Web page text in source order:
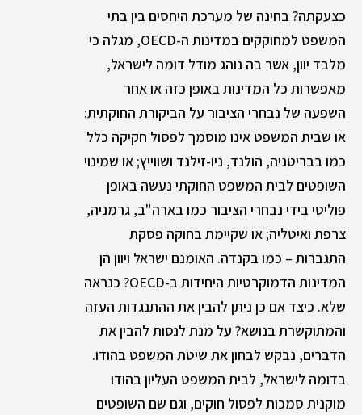
כצעקתה? בחינה של מערכת היחסים בין בתי
המשפט למחוקקים במדינות ה-OECD, מגלה כי
מלבד יוון, אשר בה נוהג מודל דומה לישראל,
מאפשרות כל המדינות באופן כזה או אחר
השפעה של נבחרי הציבור על הביקורת החוקתית:
או שבית המשפט אינו מוסמך לפסול חקיקה כלל
כמו בבריטניה, הולנד, ניו-זילנד ושווייץ; או שמינוי
השופטים לבית המשפט החוקתי נעשה באופן
פוליטי בידי נבחרי הציבור כמו בארה"ב, גרמניה,
צרפת ואיטליה; או שקיימת בחוקה פסקת
התגברות – כמו בקנדה. האומנם ישראל ויוון הן
המדינות הדמוקרטיות היחידות ב-OECD? כנראה
שלא. כיצד אם כן ניתן להבין את ההתנגדות העזה
והמתוקשרת בנושא? על מנת לנסות להבין את
הדברים, נבקש לבחון את שיטת המשפט בהודו.
בדומה לישראל, לבית המשפט העליון בהודו
מוקנית סמכות לפסול חוקים, וגם שם השופטים